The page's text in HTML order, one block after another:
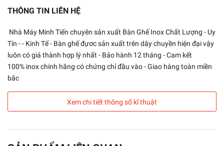
viên giao hàng nhanh,nhiệt tình chu đáo,cẩn thận,chúng tôi giao
nhận hàng trong ngày đối với Hà Nội ,từ 1đến 3 ngày với tỉnh
khác.
liên hệ ngay với chúng tôi qua.SĐT 0967820708
giá tốt nhất.
Một số hình ảnh sản phẩm inox của công ty chúng tôi sản
xuất
THÔNG TIN LIÊN HỆ
Nhà Máy Minh Tiến chuyên sản xuất Bàn Ghế Inox Chất Lượng - Uy
Tín - - Kinh Tế - Bàn ghế đựơc sản xuất trên dây chuyền hiện đại vậy
luôn có giá thành hợp lý nhất - Bảo hành 12 tháng - Cam kết
100% inox chính hãng có chứng chỉ đầu vào - Giao hàng toàn miền
bắc
Xem chi tiết thông số kĩ thuật